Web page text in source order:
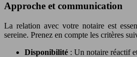
Approche et communication
La relation avec votre notaire est
sereine. Prenez en compte les critères
Disponibilité : Un notaire réactif